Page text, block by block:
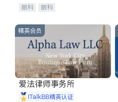
眼科 眼科
精英会员
爱法律师事务所
iTalkBB精英认证